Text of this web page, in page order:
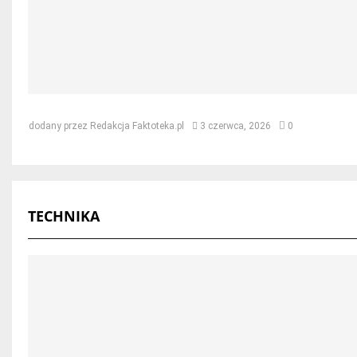
dodany przez Redakcja Faktoteka.pl 3 czerwca, 2026 0
TECHNIKA